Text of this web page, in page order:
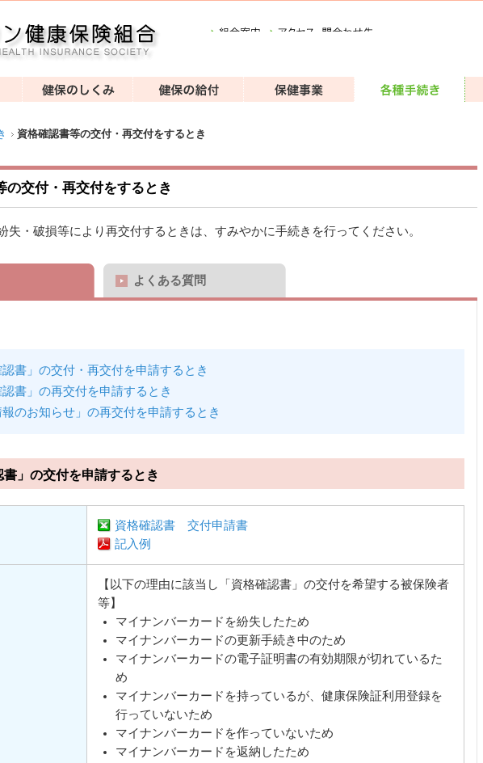
資格確認書等の交付・再交付をするとき
の交付・再交付をするとき
失・破損等により再交付するときは、すみやかに手続きを行ってください。
よくある質問
認書」の交付・再交付を申請するとき
認書」の再交付を申請するとき
報のお知らせ」の再交付を申請するとき
書」の交付を申請するとき
資格確認書 交付申請書
記入例
【以下の理由に該当し「資格確認書」の交付を希望する被保険者
等】
マイナンバーカードを紛失したため
マイナンバーカードの更新手続き中のため
マイナンバーカードの電子証明書の有効期限が切れているた
め
マイナンバーカードを持っているが、健康保険証利用登録を
行っていないため
マイナンバーカードを作っていないため
マイナンバーカードを返納したため